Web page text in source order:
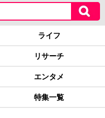
ライフ
リサーチ
エンタメ
特集一覧